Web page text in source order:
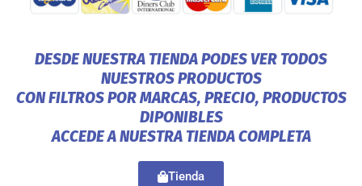
DESDE NUESTRA TIENDA PODES VER TODOS
NUESTROS PRODUCTOS
CON FILTROS POR MARCAS, PRECIO, PRODUCTOS
DIPONIBLES
ACCEDE A NUESTRA TIENDA COMPLETA
Tienda